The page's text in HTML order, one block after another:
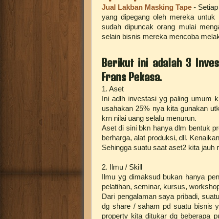
Jual Lakban Masking Tape -
yang dipegang oleh mereka
sudah dipuncak orang mulai
selain bisnis mereka mencoba
Berikut ini adalah 3
Frans Pekasa.
1. Aset
Ini adlh investasi yg paling umum
usahakan 25% nya kita gunakan
krn nilai uang selalu menurun.
Aset di sini bkn hanya dlm bentuk
berharga, alat produksi, dll.
Sehingga suatu saat aset2 kita
2. Ilmu / Skill
Ilmu yg dimaksud bukan hanya
pelatihan, seminar, kursus,
Dari pengalaman saya pribadi,
dg share / saham pd suatu bisnis
property kita ditukar dg beberapa